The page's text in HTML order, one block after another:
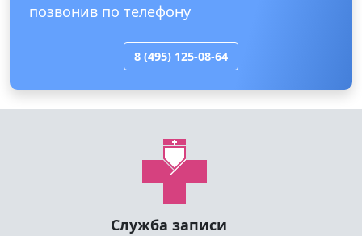
позвонив по телефону
8 (495) 125-08-64
Служба записи